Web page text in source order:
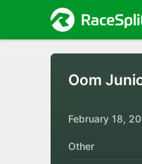
Oom
February 18,
Other